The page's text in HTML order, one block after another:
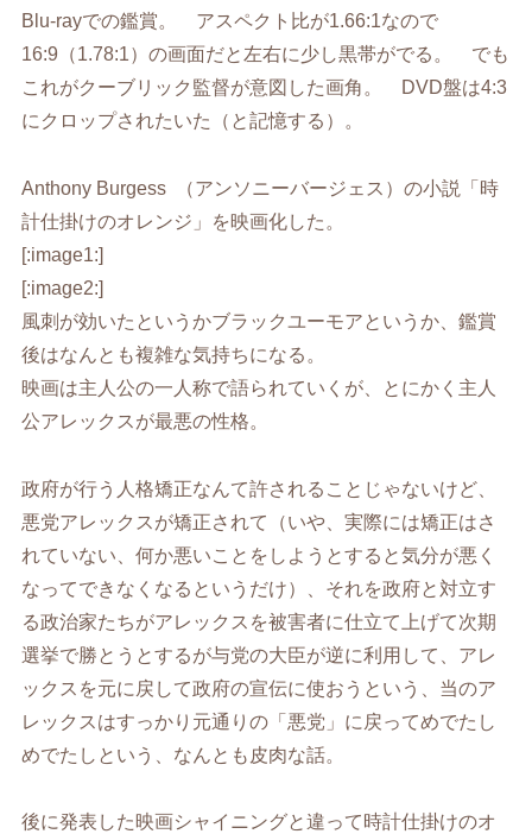
Blu-rayでの鑑賞。 アスペクト比が1.66:1なので
16:9（1.78:1）の画面だと左右に少し黒帯がでる。 でも
これがクーブリック監督が意図した画角。 DVD盤は4:3
にクロップされたいた（と記憶する）。
Anthony Burgess （アンソニーバージェス）の小説「時
計仕掛けのオレンジ」を映画化した。
[:image1:]
[:image2:]
風刺が効いたというかブラックユーモアというか、鑑賞
後はなんとも複雑な気持ちになる。
映画は主人公の一人称で語られていくが、とにかく主人
公アレックスが最悪の性格。
政府が行う人格矯正なんて許されることじゃないけど、
悪党アレックスが矯正されて（いや、実際には矯正はさ
れていない、何か悪いことをしようとすると気分が悪く
なってできなくなるというだけ）、それを政府と対立す
る政治家たちがアレックスを被害者に仕立て上げて次期
選挙で勝とうとするが与党の大臣が逆に利用して、アレ
ックスを元に戻して政府の宣伝に使おうという、当のア
レックスはすっかり元通りの「悪党」に戻ってめでたし
めでたしという、なんとも皮肉な話。
後に発表した映画シャイニングと違って時計仕掛けのオ